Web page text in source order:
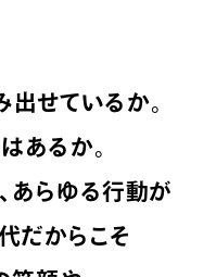
せているか。
あるか。
あらゆる行動が
だからこそ